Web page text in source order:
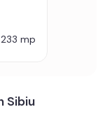
233 mp
Sibiu